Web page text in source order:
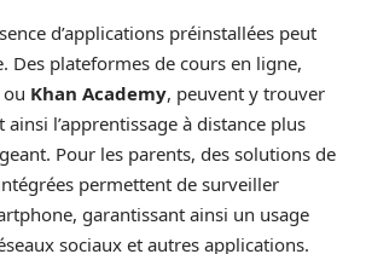
d’applications préinstallées peut
Des plateformes de cours en ligne,
ou Khan Academy, peuvent y trouver
l’apprentissage à distance plus
Pour les parents, des solutions de
permettent de surveiller
garantissant ainsi un usage
sociaux et autres applications.